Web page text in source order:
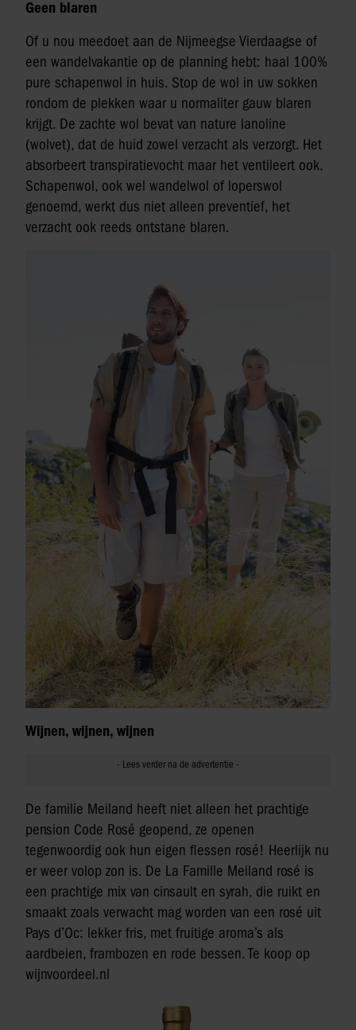
Geen blaren
Of u nou meedoet aan de Nijmeegse Vierdaagse of
een wandelvakantie op de planning hebt: haal 100%
pure schapenwol in huis. Stop de wol in uw sokken
rondom de plekken waar u normaliter gauw blaren
krijgt. De zachte wol bevat van nature lanoline
(wolvet), dat de huid zowel verzacht als verzorgt. Het
absorbeert transpiratievocht maar het ventileert ook.
Schapenwol, ook wel wandelwol of loperswol
genoemd, werkt dus niet alleen preventief, het
verzacht ook reeds ontstane blaren.
Wijnen, wijnen, wijnen
De familie Meiland heeft niet alleen het prachtige
pension Code Rosé geopend, ze openen
tegenwoordig ook hun eigen flessen rosé! Heerlijk nu
er weer volop zon is. De La Famille Meiland rosé is
een prachtige mix van cinsault en syrah, die ruikt en
smaakt zoals verwacht mag worden van een rosé uit
Pays d’Oc: lekker fris, met fruitige aroma’s als
aardbeien, frambozen en rode bessen. Te koop op
wijnvoordeel.nl